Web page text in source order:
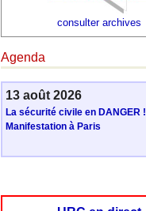
consulter archives
Agenda
13 août 2026
La sécurité civile en DANGER !
Manifestation à Paris